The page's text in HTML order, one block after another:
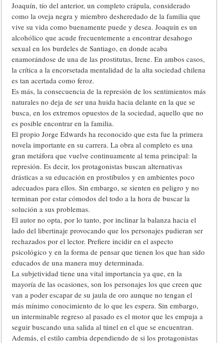
Joaquín, tío del anterior, un completo crápula, considerado
como la oveja negra y miembro desheredado de la familia que
vive su vida como buenamente puede y desea. Joaquín es un
alcohólico que acude frecuentemente a encontrar desahogo
sexual en los burdeles de Santiago, en donde acaba
enamorándose de una de las prostitutas, Irene. En ambos casos,
la crítica a la encorsetada mentalidad de la alta sociedad chilena
es tan acertada como feroz.
Es más, la consecuencia de la represión de los sentimientos más
naturales no deja de ser una huida hacia delante en la que se
busca, en los extremos opuestos de la sociedad, aquello que no
es posible encontrar en la familia.
El propio Jorge Edwards ha reconocido que esta fue la primera
novela importante en su carrera. La obra al completo es una
gran metáfora que vuelve continuamente al tema principal: la
represión. Es decir, los protagonistas buscan alternativas
drásticas a su educación en prostíbulos y en ambientes poco
adecuados para ellos. Sin embargo, se sienten en peligro y no
terminan por estar cómodos del todo a la hora de buscar la
solución a sus problemas.
El autor no opta, por lo tanto, por inclinar la balanza hacia el
lado del libertinaje provocando que los personajes pudieran ser
rechazados por el lector. Prefiere incidir en el aspecto
psicológico y en la forma de pensar que tienen los que han sido
educados de una manera muy determinada.
La subjetividad tiene una vital importancia ya que, en la
mayoría de las ocasiones, son los personajes los que creen que
van a poder escapar de su jaula de oro aunque no tengan el
más mínimo conocimiento de lo que les espera. Sin embargo,
un interminable regreso al pasado es el motor que les empuja a
seguir buscando una salida al túnel en el que se encuentran.
Además, el estilo cambia dependiendo de si los protagonistas